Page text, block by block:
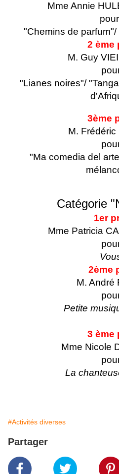
Mme Annie
pour
"Chemins de
2 ème
M. Guy
"Lianes noires"/
3ème
M. Frédéric
"Ma comedia del
Catégorie
1er
Mme Patricia
2ème
M. André
Petite
3 ème
Mme Nicole
La
#Activités diverses
Partager